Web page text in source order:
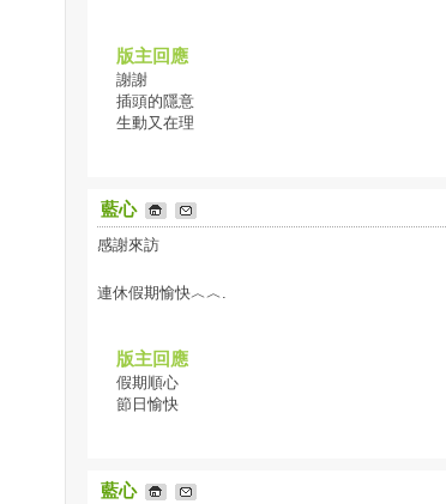
版主回應
謝謝
插頭的隱意
生動又在理
藍心
感謝來訪
連休假期愉快︿︿.
版主回應
假期順心
節日愉快
藍心